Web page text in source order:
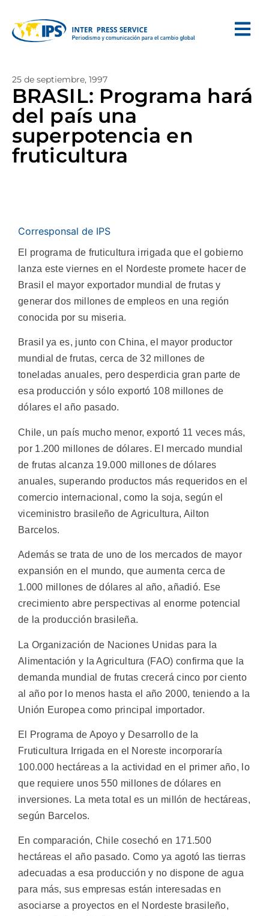
25 de septiembre, 1997
BRASIL: Programa hará
del país una
superpotencia en
fruticultura
Corresponsal de IPS
El programa de fruticultura irrigada que el gobierno
lanza este viernes en el Nordeste promete hacer de
Brasil el mayor exportador mundial de frutas y
generar dos millones de empleos en una región
conocida por su miseria.
Brasil ya es, junto con China, el mayor productor
mundial de frutas, cerca de 32 millones de
toneladas anuales, pero desperdicia gran parte de
esa producción y sólo exportó 108 millones de
dólares el año pasado.
Chile, un país mucho menor, exportó 11 veces más,
por 1.200 millones de dólares. El mercado mundial
de frutas alcanza 19.000 millones de dólares
anuales, superando productos más requeridos en el
comercio internacional, como la soja, según el
viceministro brasileño de Agricultura, Ailton
Barcelos.
Además se trata de uno de los mercados de mayor
expansión en el mundo, que aumenta cerca de
1.000 millones de dólares al año, añadió. Ese
crecimiento abre perspectivas al enorme potencial
de la producción brasileña.
La Organización de Naciones Unidas para la
Alimentación y la Agricultura (FAO) confirma que la
demanda mundial de frutas crecerá cinco por ciento
al año por lo menos hasta el año 2000, teniendo a la
Unión Europea como principal importador.
El Programa de Apoyo y Desarrollo de la
Fruticultura Irrigada en el Noreste incorporaría
100.000 hectáreas a la actividad en el primer año, lo
que requiere unos 550 millones de dólares en
inversiones. La meta total es un millón de hectáreas,
según Barcelos.
En comparación, Chile cosechó en 171.500
hectáreas el año pasado. Como ya agotó las tierras
adecuadas a esa producción y no dispone de agua
para más, sus empresas están interesadas en
asociarse a proyectos en el Nordeste brasileño,